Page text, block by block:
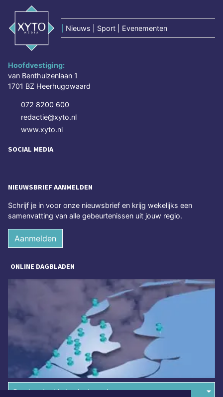
Nieuws | Sport | Evenementen
Hoofdvestiging:
van Benthuizenlaan 1
1701 BZ Heerhugowaard
072 8200 600
redactie@xyto.nl
www.xyto.nl
SOCIAL MEDIA
NIEUWSBRIEF AANMELDEN
Schrijf je in voor onze nieuwsbrief en krijg wekelijks een
samenvatting van alle gebeurtenissen uit jouw regio.
Aanmelden
ONLINE DAGBLADEN
Overige dagbladen in de regio